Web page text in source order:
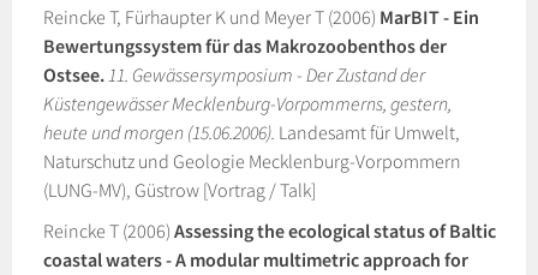
Reincke T, Fürhaupter K und Meyer T (2006) MarBIT - Ein
Bewertungssystem für das Makrozoobenthos der
Ostsee.11. Gewässersymposium - Der Zustand der
Küstengewässer Mecklenburg-Vorpommerns, gestern,
heute und morgen (15.06.2006). Landesamt für Umwelt,
Naturschutz und Geologie Mecklenburg-Vorpommern
(LUNG-MV), Güstrow [Vortrag / Talk]
Reincke T (2006) Assessing the ecological status of Baltic
coastal waters - A modular multimetric approach for